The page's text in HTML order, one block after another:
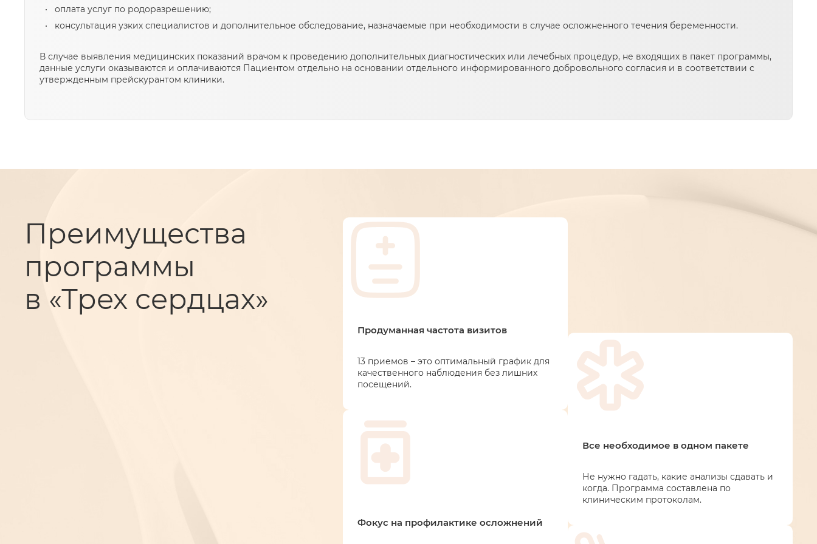
оплата услуг по родоразрешению;
консультация узких специалистов и дополнительное обследование, назначаемые при необходимости в случае осложненного течения беременности.
В случае выявления медицинских показаний врачом к проведению дополнительных диагностических или лечебных процедур, не входящих в пакет программы,
данные услуги оказываются и оплачиваются Пациентом отдельно на основании отдельного информированного добровольного согласия и в соответствии с
утвержденным прейскурантом клиники.
Преимущества
программы
в «Трех сердцах»
Продуманная частота визитов
13 приемов – это оптимальный график для
качественного наблюдения без лишних
посещений.
Фокус на профилактике осложнений
Все необходимое в одном пакете
Не нужно гадать, какие анализы сдавать и
когда. Программа составлена по
клиническим протоколам.